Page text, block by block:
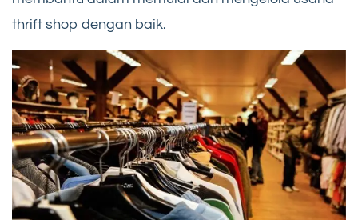
thrift shop dengan baik.